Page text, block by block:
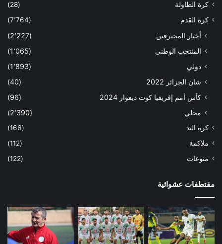
كرة الطاولة
(28)
كرة القدم
(7٬764)
أخبار المحترفين
(2٬227)
المنتخب الوطني
(1٬065)
دولي
(1٬893)
شان الجزائر 2022
(40)
كأس أمم إفريقيا كوت ديفوار 2024
(96)
محلي
(2٬390)
كرة اليد
(166)
ملاكمة
(112)
منوعات
(122)
مقتطفات عشوائية